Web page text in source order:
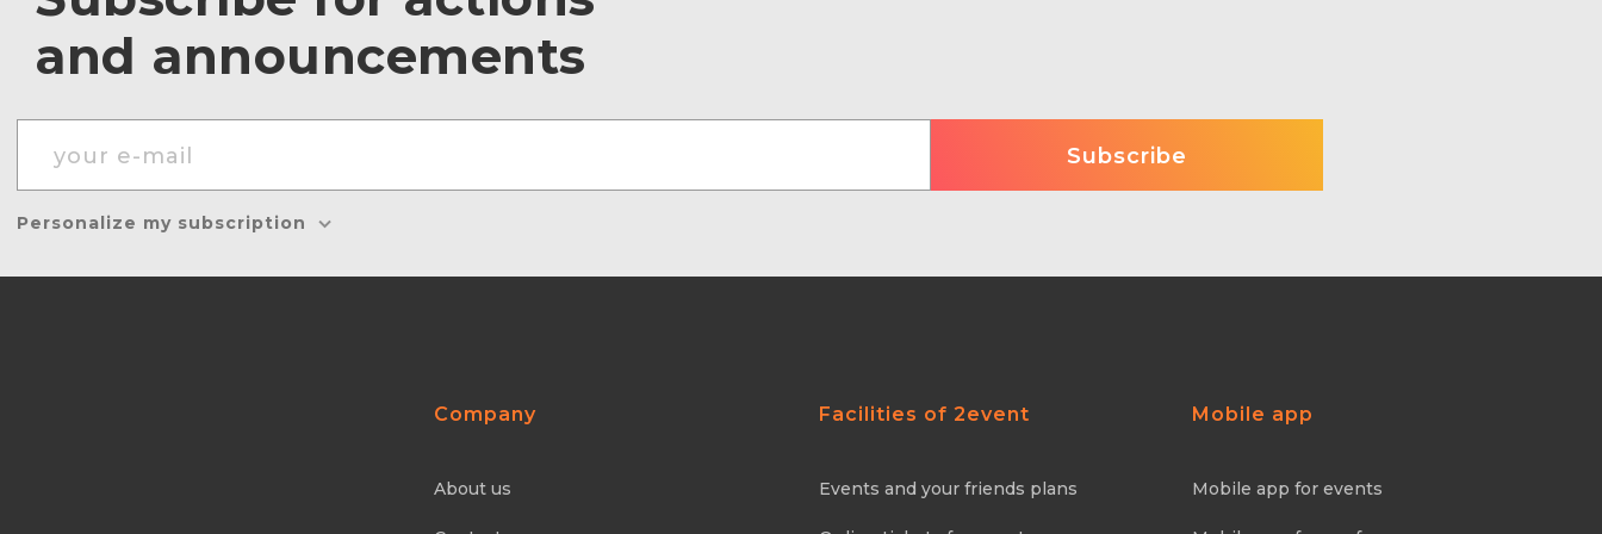
and announcements
Personalize my subscription
Company
About us
Facilities of 2event
Events and your friends plans
Mobile app
Mobile app for events